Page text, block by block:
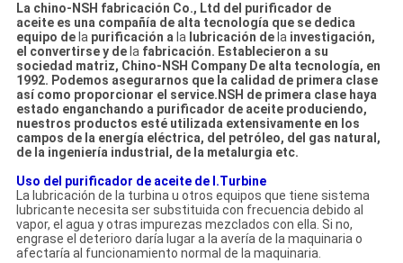
La chino-NSH fabricación Co., Ltd del purificador de
aceite es una compañía de alta tecnología que se dedica
equipo dela purificación ala lubricación dela investigación,
el convertirse y dela fabricación. Establecieron a su
sociedad matriz, Chino-NSH Company De alta tecnología, en
1992. Podemos asegurarnos que la calidad de primera clase
así como proporcionar el service.NSH de primera clase haya
estado enganchando a purificador de aceite produciendo,
nuestros productos esté utilizada extensivamente en los
campos de la energía eléctrica, del petróleo, del gas natural,
de la ingeniería industrial, de la metalurgia etc.
Uso del purificador de aceite de I.Turbine
La lubricación de la turbina u otros equipos que tiene sistema
lubricante necesita ser substituida con frecuencia debido al
vapor, el agua y otras impurezas mezclados con ella. Si no,
engrase el deterioro daría lugar a la avería de la maquinaria o
afectaría al funcionamiento normal de la maquinaria.